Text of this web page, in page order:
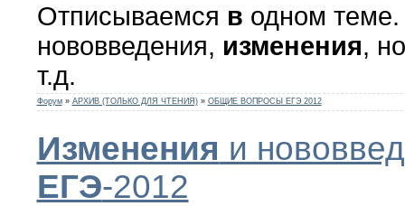
Отписываемся в одном
нововведения, изменения,
т.д.
Форум » АРХИВ (ТОЛЬКО ДЛЯ ЧТЕНИЯ) » ОБЩИЕ ВОПРОСЫ ЕГЭ 2012
Изменения и
ЕГЭ-2012